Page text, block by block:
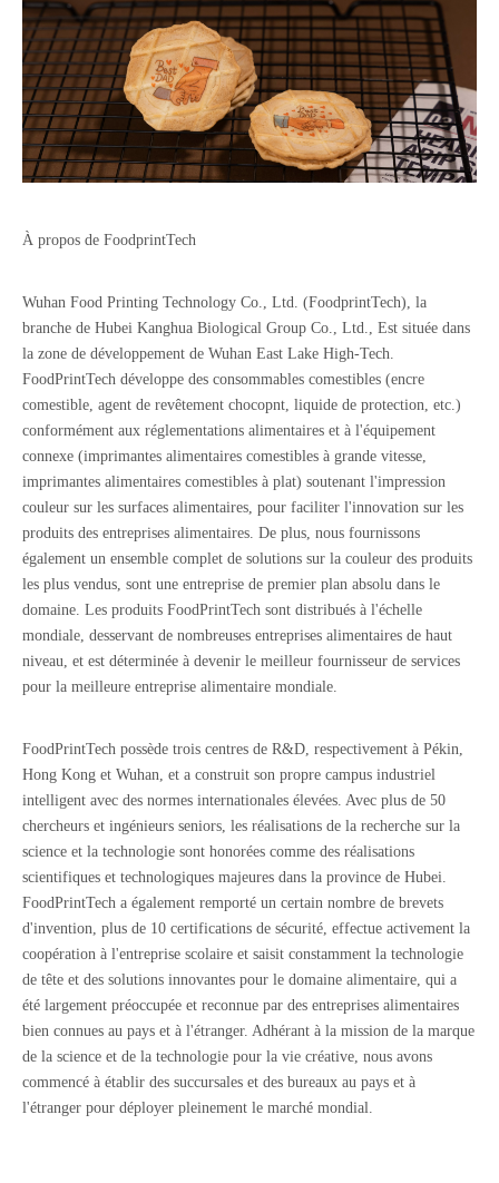
À propos de FoodprintTech
Wuhan Food Printing Technology Co., Ltd. (FoodprintTech), la
branche de Hubei Kanghua Biological Group Co., Ltd., Est située dans
la zone de développement de Wuhan East Lake High-Tech.
FoodPrintTech développe des consommables comestibles (encre
comestible, agent de revêtement chocopnt, liquide de protection, etc.)
conformément aux réglementations alimentaires et à l'équipement
connexe (imprimantes alimentaires comestibles à grande vitesse,
imprimantes alimentaires comestibles à plat) soutenant l'impression
couleur sur les surfaces alimentaires, pour faciliter l'innovation sur les
produits des entreprises alimentaires. De plus, nous fournissons
également un ensemble complet de solutions sur la couleur des produits
les plus vendus, sont une entreprise de premier plan absolu dans le
domaine. Les produits FoodPrintTech sont distribués à l'échelle
mondiale, desservant de nombreuses entreprises alimentaires de haut
niveau, et est déterminée à devenir le meilleur fournisseur de services
pour la meilleure entreprise alimentaire mondiale.
FoodPrintTech possède trois centres de R&D, respectivement à Pékin,
Hong Kong et Wuhan, et a construit son propre campus industriel
intelligent avec des normes internationales élevées. Avec plus de 50
chercheurs et ingénieurs seniors, les réalisations de la recherche sur la
science et la technologie sont honorées comme des réalisations
scientifiques et technologiques majeures dans la province de Hubei.
FoodPrintTech a également remporté un certain nombre de brevets
d'invention, plus de 10 certifications de sécurité, effectue activement la
coopération à l'entreprise scolaire et saisit constamment la technologie
de tête et des solutions innovantes pour le domaine alimentaire, qui a
été largement préoccupée et reconnue par des entreprises alimentaires
bien connues au pays et à l'étranger. Adhérant à la mission de la marque
de la science et de la technologie pour la vie créative, nous avons
commencé à établir des succursales et des bureaux au pays et à
l'étranger pour déployer pleinement le marché mondial.